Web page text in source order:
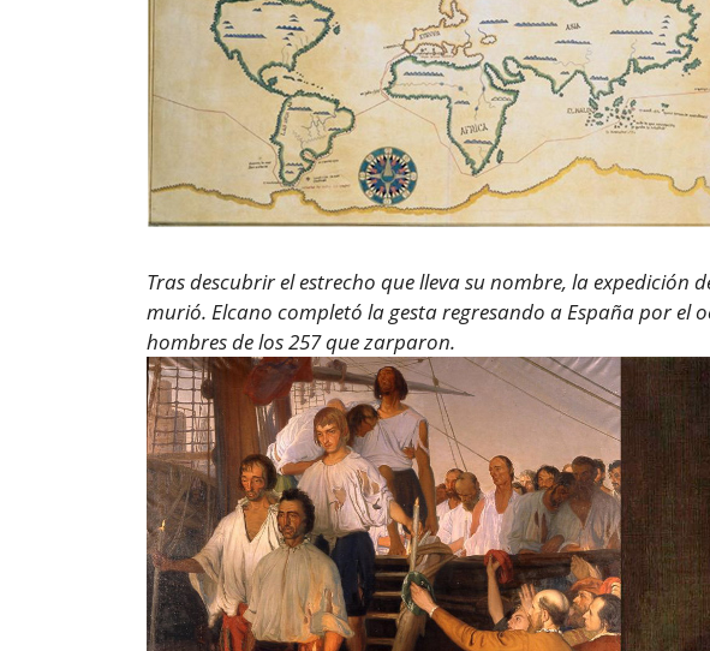
Tras descubrir el estrecho que lleva su nombre, la expedición
murió. Elcano completó la gesta regresando a España por el
hombres de los 257 que zarparon.